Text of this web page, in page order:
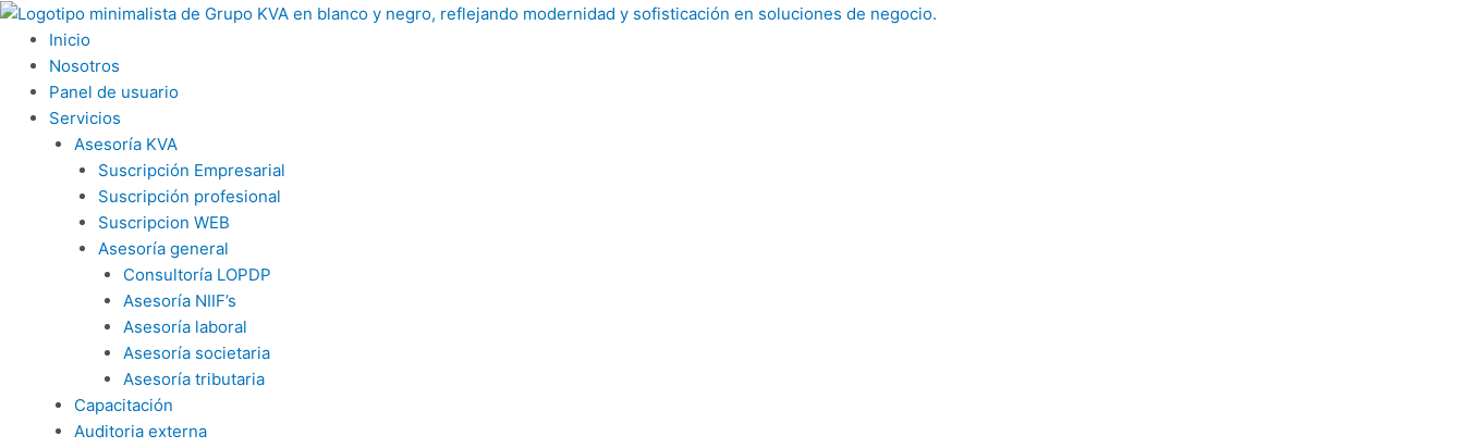
Ir
contenido
Inicio
Nosotros
Panel de usuario
Servicios
Asesoría KVA
Suscripción Empresarial
Suscripción profesional
Suscripcion WEB
Asesoría general
Consultoría LOPDP
Asesoría NIIF’s
Asesoría laboral
Asesoría societaria
Asesoría tributaria
Capacitación
Auditoria externa